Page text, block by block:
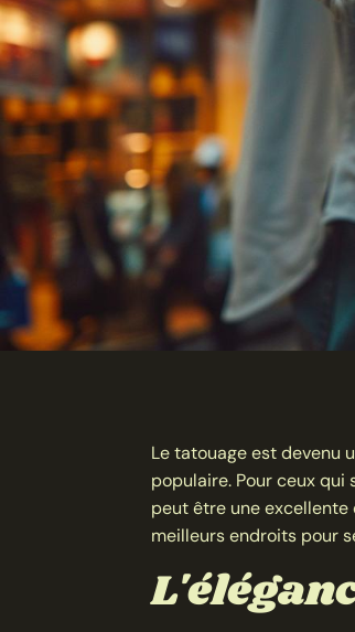
Le tatouage est devenu
populaire. Pour ceux
peut être une
meilleurs endroits pour